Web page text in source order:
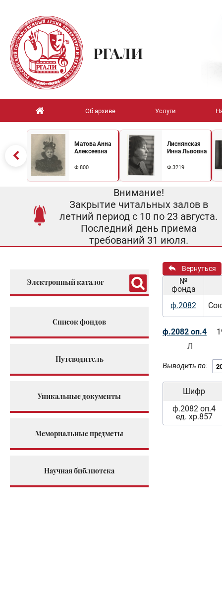
РГАЛИ
Об архиве Услуги
Матова Анна
Алексеевна
Ф.800
Лиснянская
Инна Львовна
Ф.3219
Внимание!
Закрытие читальных залов в
летний период с 10 по 23 августа.
Последний день приема
требований 31 июля.
Электронный каталог
Список фондов
Путеводитель
Уникальные документы
Мемориальные предметы
Научная библиотека
Вернуться
№
фонда
ф.2082
ф.2082 оп.4
Л
Выводить по:
Шифр
ф.2082 оп.4
ед. хр.857